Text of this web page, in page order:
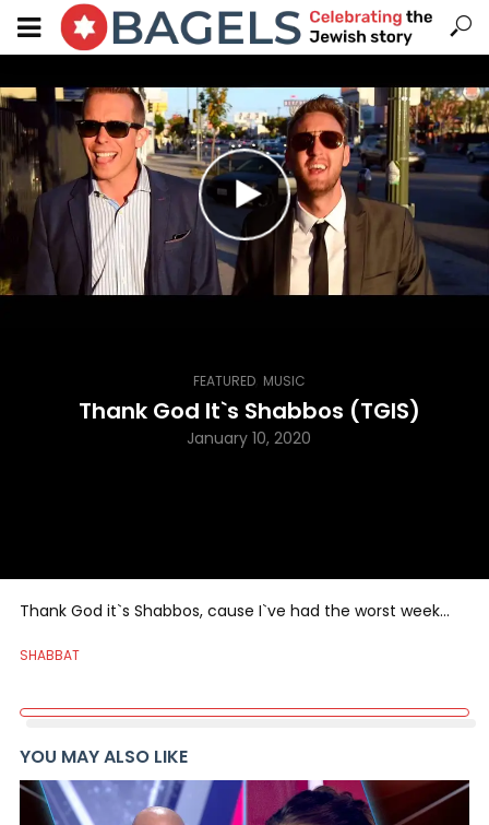
FEATURED, MUSIC
Thank God It`s Shabbos (TGIS)
January 10, 2020
Thank God it`s Shabbos, cause I`ve had the worst week…
SHABBAT
YOU MAY ALSO LIKE